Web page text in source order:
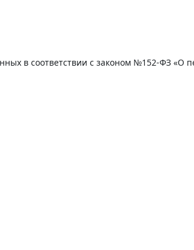
в соответствии с законом №152-ФЗ